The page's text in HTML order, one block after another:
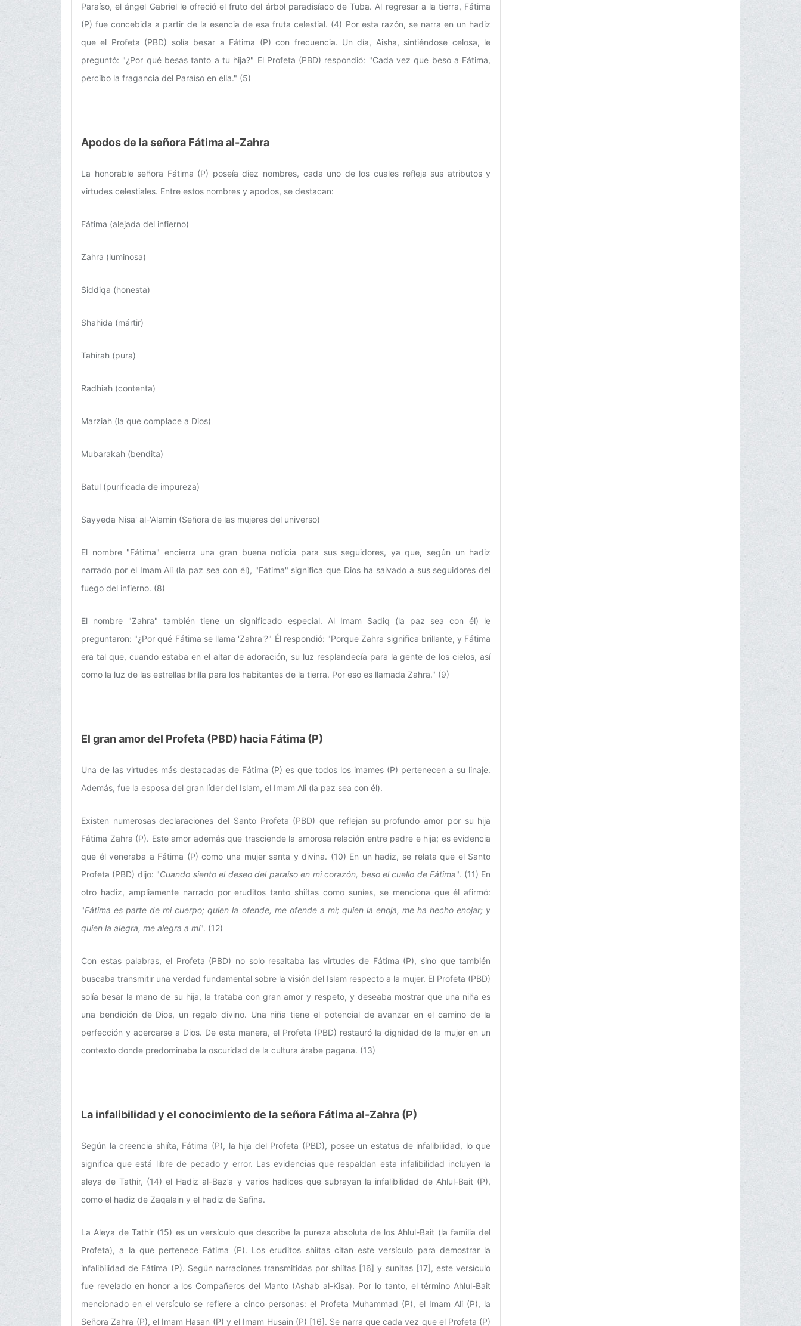
Paraíso, el ángel Gabriel le ofreció el fruto del árbol paradisíaco de Tuba. Al regresar a la tierra, Fátima
(P) fue concebida a partir de la esencia de esa fruta celestial. (4) Por esta razón, se narra en un hadiz
que el Profeta (PBD) solía besar a Fátima (P) con frecuencia. Un día, Aisha, sintiéndose celosa, le
preguntó: "¿Por qué besas tanto a tu hija?" El Profeta (PBD) respondió: "Cada vez que beso a Fátima,
percibo la fragancia del Paraíso en ella." (5)
Apodos de la señora Fátima al-Zahra
La honorable señora Fátima (P) poseía diez nombres, cada uno de los cuales refleja sus atributos y
virtudes celestiales. Entre estos nombres y apodos, se destacan:
Fátima (alejada del infierno)
Zahra (luminosa)
Siddiqa (honesta)
Shahida (mártir)
Tahirah (pura)
Radhiah (contenta)
Marziah (la que complace a Dios)
Mubarakah (bendita)
Batul (purificada de impureza)
Sayyeda Nisa' al-'Alamin (Señora de las mujeres del universo)
El nombre "Fátima" encierra una gran buena noticia para sus seguidores, ya que, según un hadiz
narrado por el Imam Ali (la paz sea con él), "Fátima" significa que Dios ha salvado a sus seguidores del
fuego del infierno. (8)
El nombre "Zahra" también tiene un significado especial. Al Imam Sadiq (la paz sea con él) le
preguntaron: "¿Por qué Fátima se llama 'Zahra'?" Él respondió: "Porque Zahra significa brillante, y Fátima
era tal que, cuando estaba en el altar de adoración, su luz resplandecía para la gente de los cielos, así
como la luz de las estrellas brilla para los habitantes de la tierra. Por eso es llamada Zahra." (9)
El gran amor del Profeta (PBD) hacia Fátima (P)
Una de las virtudes más destacadas de Fátima (P) es que todos los imames (P) pertenecen a su linaje.
Además, fue la esposa del gran líder del Islam, el Imam Ali (la paz sea con él).
Existen numerosas declaraciones del Santo Profeta (PBD) que reflejan su profundo amor por su hija
Fátima Zahra (P). Este amor además que trasciende la amorosa relación entre padre e hija; es evidencia
que él veneraba a Fátima (P) como una mujer santa y divina. (10) En un hadiz, se relata que el Santo
Profeta (PBD) dijo: "Cuando siento el deseo del paraíso en mi corazón, beso el cuello de Fátima". (11) En
otro hadiz, ampliamente narrado por eruditos tanto shiítas como suníes, se menciona que él afirmó:
"Fátima es parte de mi cuerpo; quien la ofende, me ofende a mí; quien la enoja, me ha hecho enojar; y
quien la alegra, me alegra a mí". (12)
Con estas palabras, el Profeta (PBD) no solo resaltaba las virtudes de Fátima (P), sino que también
buscaba transmitir una verdad fundamental sobre la visión del Islam respecto a la mujer. El Profeta (PBD)
solía besar la mano de su hija, la trataba con gran amor y respeto, y deseaba mostrar que una niña es
una bendición de Dios, un regalo divino. Una niña tiene el potencial de avanzar en el camino de la
perfección y acercarse a Dios. De esta manera, el Profeta (PBD) restauró la dignidad de la mujer en un
contexto donde predominaba la oscuridad de la cultura árabe pagana. (13)
La infalibilidad y el conocimiento de la señora Fátima al-Zahra (P)
Según la creencia shiíta, Fátima (P), la hija del Profeta (PBD), posee un estatus de infalibilidad, lo que
significa que está libre de pecado y error. Las evidencias que respaldan esta infalibilidad incluyen la
aleya de Tathir, (14) el Hadiz al-Baz’a y varios hadices que subrayan la infalibilidad de Ahlul-Bait (P),
como el hadiz de Zaqalain y el hadiz de Safina.
La Aleya de Tathir (15) es un versículo que describe la pureza absoluta de los Ahlul-Bait (la familia del
Profeta), a la que pertenece Fátima (P). Los eruditos shiítas citan este versículo para demostrar la
infalibilidad de Fátima (P). Según narraciones transmitidas por shiítas [16] y sunitas [17], este versículo
fue revelado en honor a los Compañeros del Manto (Ashab al-Kisa). Por lo tanto, el término Ahlul-Bait
mencionado en el versículo se refiere a cinco personas: el Profeta Muhammad (P), el Imam Ali (P), la
Señora Zahra (P), el Imam Hasan (P) y el Imam Husain (P) [16]. Se narra que cada vez que el Profeta (P)